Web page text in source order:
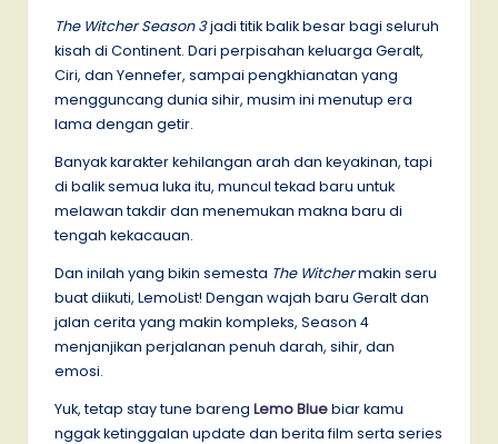
The Witcher Season 3jadi titik balik besar bagi seluruh
kisah di Continent. Dari perpisahan keluarga Geralt,
Ciri, dan Yennefer, sampai pengkhianatan yang
mengguncang dunia sihir, musim ini menutup era
lama dengan getir.
Banyak karakter kehilangan arah dan keyakinan, tapi
di balik semua luka itu, muncul tekad baru untuk
melawan takdir dan menemukan makna baru di
tengah kekacauan.
Dan inilah yang bikin semesta The Witchermakin seru
buat diikuti, LemoList! Dengan wajah baru Geralt dan
jalan cerita yang makin kompleks, Season 4
menjanjikan perjalanan penuh darah, sihir, dan
emosi.
Yuk, tetap stay tune bareng Lemo Bluebiar kamu
nggak ketinggalan update dan berita film serta series